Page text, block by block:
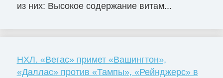
из них: Высокое содержание витам...
НХЛ. «Вегас» примет «Вашингтон»,
«Даллас» против «Тампы», «Рейнджерс» в